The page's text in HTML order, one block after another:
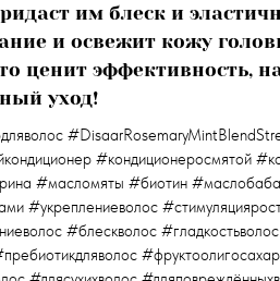
им блеск и
и освежит кожу
ценит эффективность,
уход!
#кондиционеросмятой
#масломяты #биотин
#укреплениеволос
#блескволос